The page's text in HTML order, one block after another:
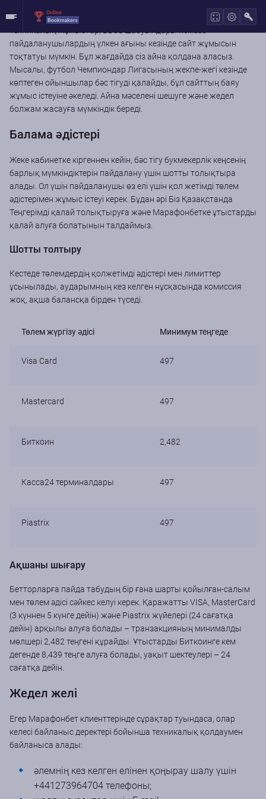
пайдаланушылардың үлкен ағыны кезінде сайт жұмысын
тоқтатуы мүмкін. Бұл жағдайда сіз айна қолдана аласыз.
Мысалы, футбол Чемпиондар Лигасының жекпе-жегі кезінде
көптеген ойыншылар бәс тігуді қалайды, бұл сайттың баяу
жұмыс істеуіне әкеледі. Айна мәселені шешуге және жедел
болжам жасауға мүмкіндік береді.
Балама әдістері
Жеке кабинетке кіргеннен кейін, бәс тігу букмекерлік кеңсенің
барлық мүмкіндіктерін пайдалану үшін шотты толықтыра
алады. Ол үшін пайдаланушы өз елі үшін қол жетімді төлем
әдістерімен жұмыс істеуі керек. Бұдан әрі Біз Қазақстанда
Теңгерімді қалай толықтыруға және Марафонбетке ұтыстарды
қалай алуға болатынын талдаймыз.
Шотты толтыру
Кестеде төлемдердің қолжетімді әдістері мен лимиттер
ұсынылады, аударымның кез келген нұсқасында комиссия
жоқ, ақша балансқа бірден түседі.
Төлем жүргізу әдісі Минимум теңгеде
Visa Card 497
Mastercard 497
Биткоин 2,482
Касса24 терминалдары 497
Piastrix 497
Ақшаны шығару
Бетторларға пайда табудың бір ғана шарты қойылған-салым
мен төлем әдісі сәйкес келуі керек. Қаражатты VISA, MasterCard
(3 күннен 5 күнге дейін) және Piastrix жүйелері (24 сағатқа
дейін) арқылы алуға болады – транзакцияның минималды
мөлшері 2,482 теңгені құрайды. Ұтыстарды Биткоинге кем
дегенде 8,439 теңге алуға болады, уақыт шектеулері – 24
сағатқа дейін.
Жедел желі
Егер Марафонбет клиенттерінде сұрақтар туындаса, олар
келесі байланыс деректері бойынша техникалық қолдаумен
байланыса алады:
әлемнің кез келген елінен қоңырау шалу үшін
+441273964704 телефоны;